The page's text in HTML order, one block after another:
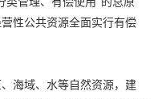
性公共资源全面实行有偿
海域、水等自然资源，建